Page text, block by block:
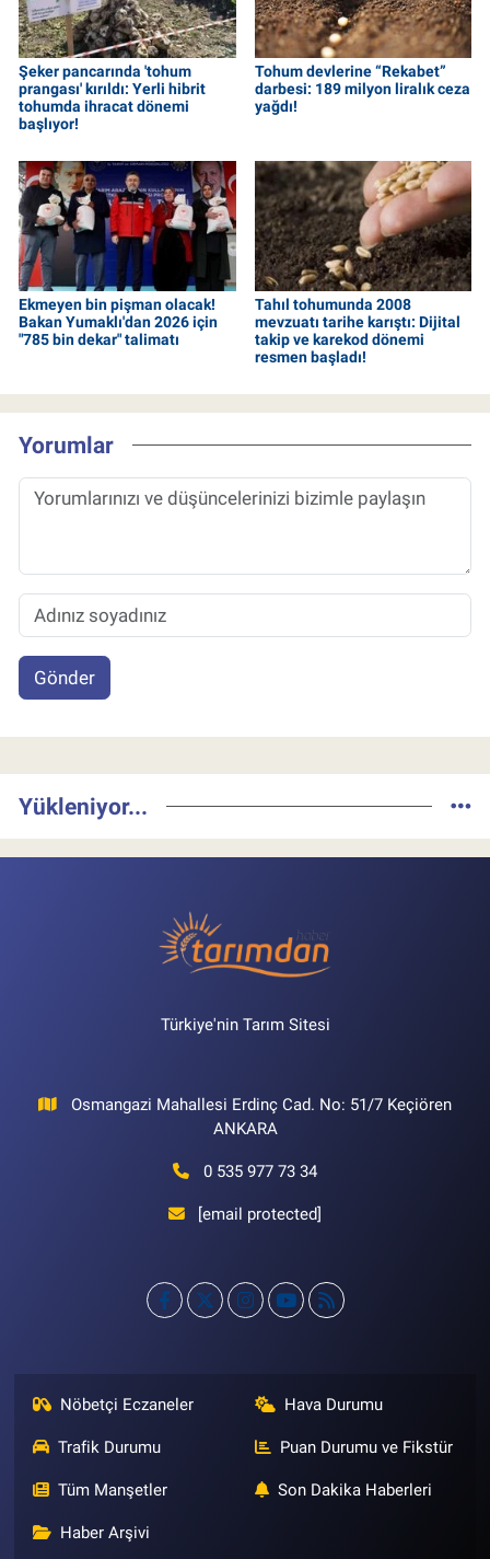
Şeker pancarında 'tohum
prangası' kırıldı: Yerli hibrit
tohumda ihracat dönemi
başlıyor!
Tohum devlerine “Rekabet”
darbesi: 189 milyon liralık ceza
yağdı!
Ekmeyen bin pişman olacak!
Bakan Yumaklı'dan 2026 için
"785 bin dekar" talimatı
Tahıl tohumunda 2008
mevzuatı tarihe karıştı: Dijital
takip ve karekod dönemi
resmen başladı!
Yorumlar
Gönder
Yükleniyor...
Türkiye'nin Tarım Sitesi
Osmangazi Mahallesi Erdinç Cad. No: 51/7 Keçiören
ANKARA
0 535 977 73 34
[email protected]
Nöbetçi Eczaneler Hava Durumu
Trafik Durumu Puan Durumu ve Fikstür
Tüm Manşetler Son Dakika Haberleri
Haber Arşivi